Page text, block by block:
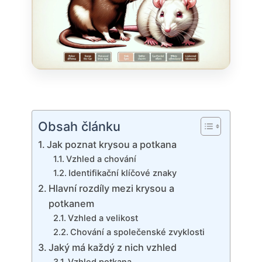
Obsah článku
Jak poznat krysou a potkana
Vzhled a chování
Identifikační klíčové znaky
Hlavní rozdíly mezi krysou a
potkanem
Vzhled a velikost
Chování a společenské zvyklosti
Jaký má každý z nich vzhled